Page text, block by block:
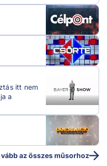
itt nem
a
az összes műsorhoz